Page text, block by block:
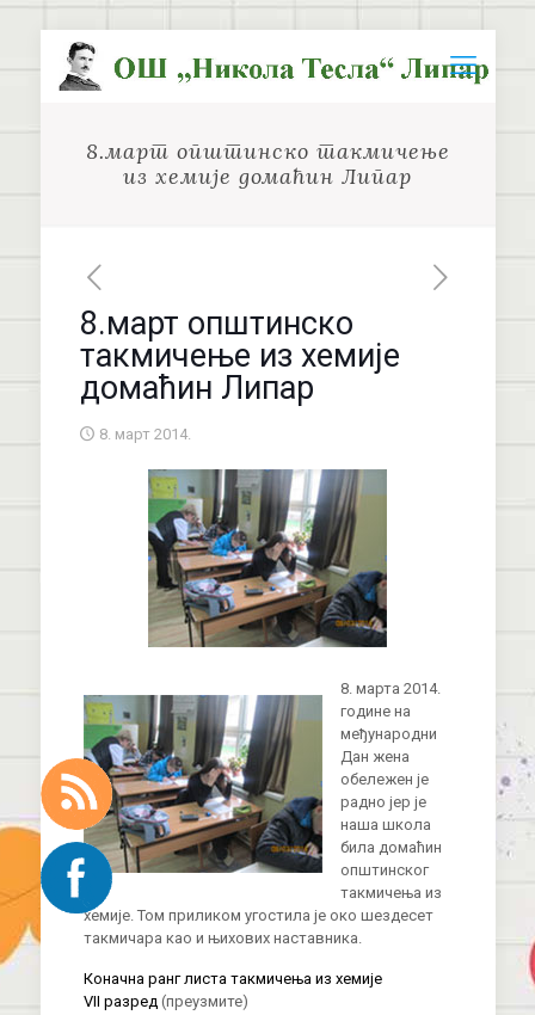
8.март општинско такмичење
из хемије домаћин Липар
8.март општинско
такмичење из хемије
домаћин Липар
8. март 2014.
8. марта 2014.
године на
међународни
Дан жена
обележен је
радно јер је
наша школа
била домаћин
општинског
такмичења из
хемије. Том приликом угостила је око шездесет
такмичара као и њихових наставника.
Коначна ранг листа такмичења из хемије
VII разред(преузмите)